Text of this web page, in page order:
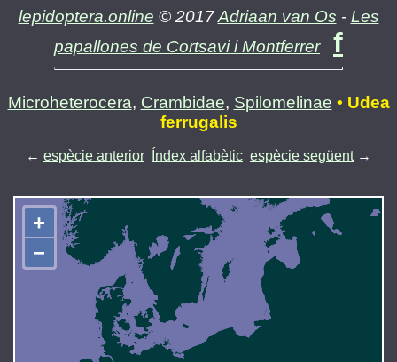
lepidoptera.online © 2017Adriaan van Os - Les
papallones de Cortsavi i Montferrer
f
Microheterocera, Crambidae, Spilomelinae • Udea
ferrugalis
← espècie anterior Índex alfabètic espècie següent→
+
−